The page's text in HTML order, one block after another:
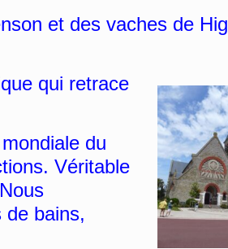
et des vaches de
qui retrace
du
Véritable
de bains,